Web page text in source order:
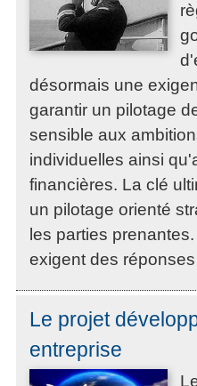
désormais une
garantir un pilotage
sensible aux
individuelles ainsi
financières. La clé
un pilotage orienté
les parties
exigent des
Le projet
entreprise